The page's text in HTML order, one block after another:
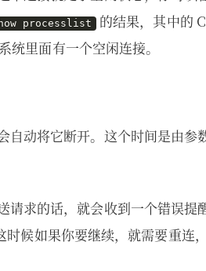
processlist 的结果，其中的
里面有一个空闲连接。
自动将它断开。这个时间是由参
求的话，就会收到一个错误提
时候如果你要继续，就需要重连